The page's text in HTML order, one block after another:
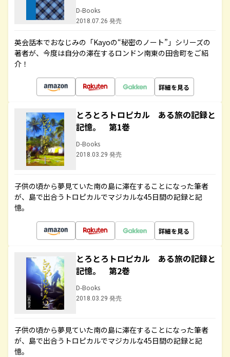
D-Books
2018.07.26 発売
英会話本でおなじみの「Kayoの“秘密のノート”」シリーズの
著者が、今度は自分の滞在するロンドン南東の田舎町をご紹
介！
詳細を見る
とろとろトロピカル ある旅の記録と
記憶。 第1巻
D-Books
2018.03.29 発売
子供の頃から夢見ていた南の島に滞在することになった筆者
が、島で出合うトロピカルでマジカルな45日間の記録と記
憶。
詳細を見る
とろとろトロピカル ある旅の記録と
記憶。 第2巻
D-Books
2018.03.29 発売
子供の頃から夢見ていた南の島に滞在することになった筆者
が、島で出合うトロピカルでマジカルな45日間の記録と記
憶。